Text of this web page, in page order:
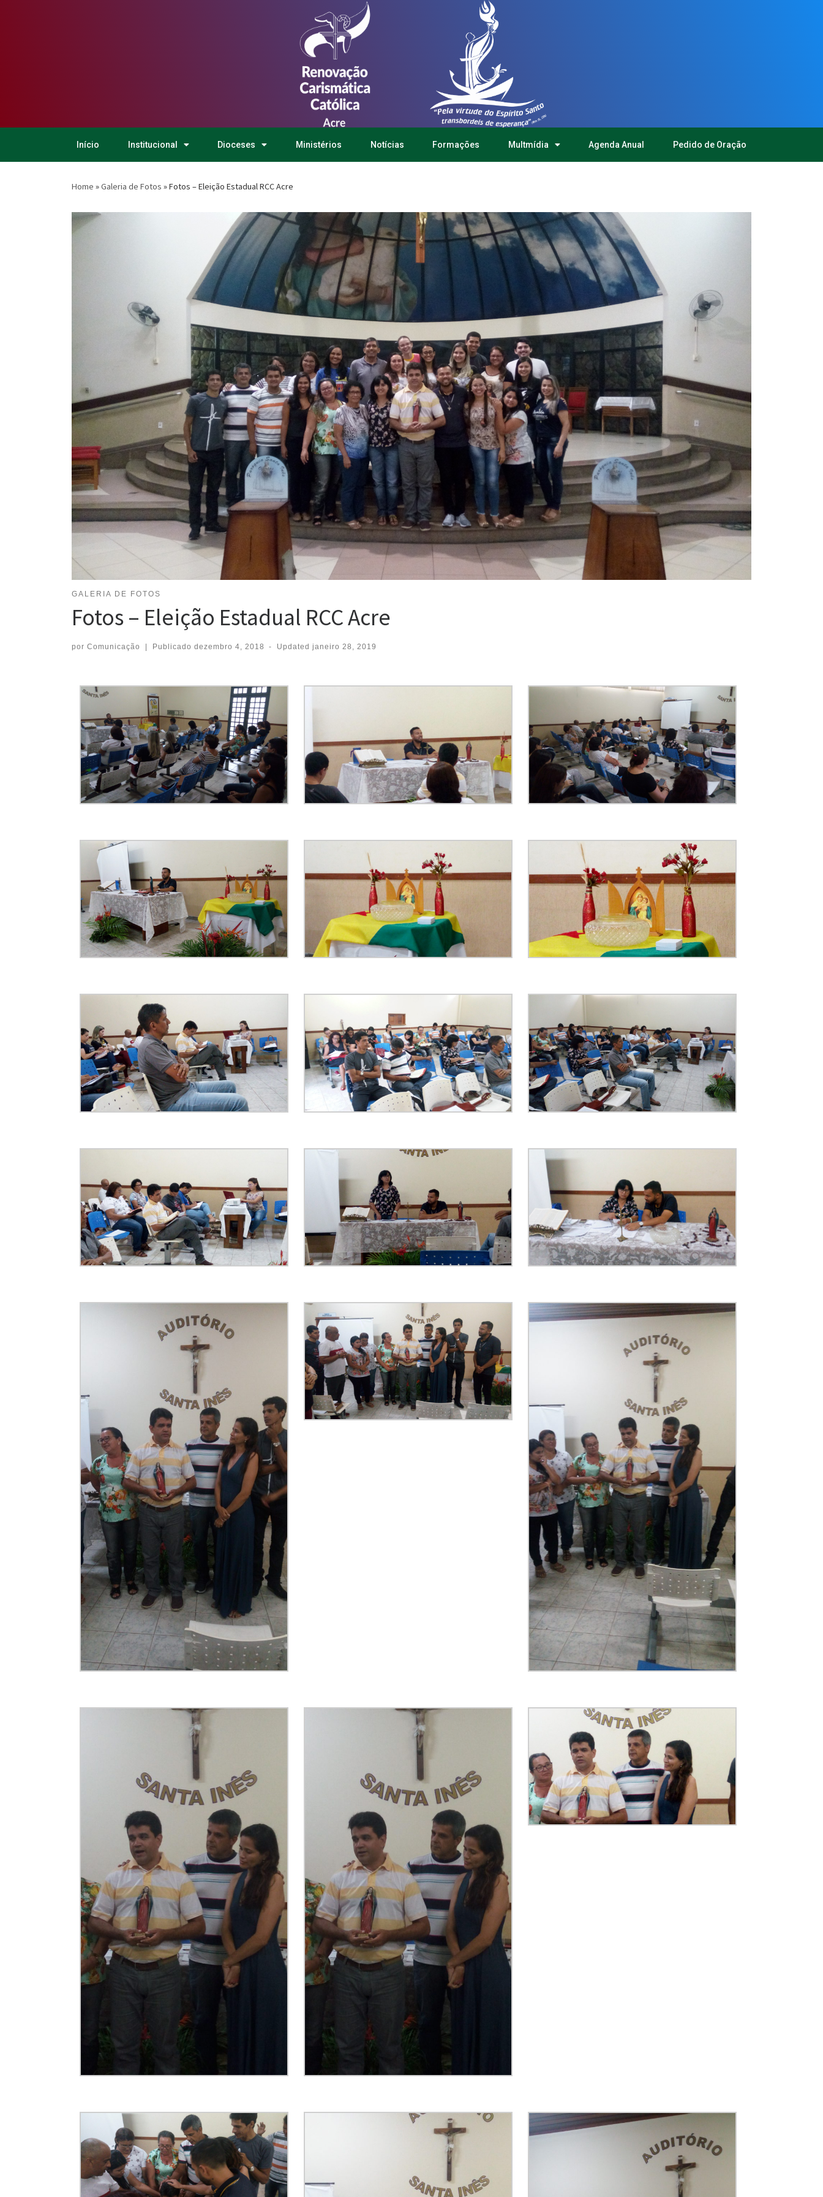
Início Institucional Dioceses Ministérios Notícias Formações Multmídia Agenda Anual Pedido de Oração
Home »Galeria de Fotos »Fotos – Eleição Estadual RCC Acre
GALERIA DE FOTOS
Fotos – Eleição Estadual RCC Acre
por Comunicação Publicado dezembro 4, 2018 - Updatedjaneiro 28, 2019